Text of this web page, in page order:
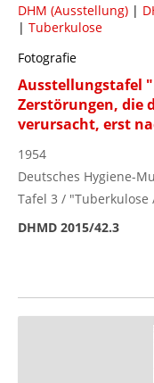
DHM (Ausstellung) |
| Tuberkulose
Fotografie
Ausstellungstafel
Zerstörungen, die
verursacht, erst
1954
Deutsches Hygiene-
Tafel 3 / "Tuberkulose
DHMD 2015/42.3